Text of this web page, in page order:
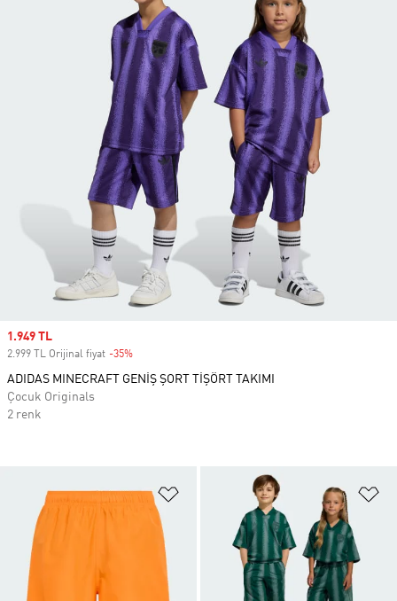
Favori Listesine Ekle
Sale price
1.949 TL
2.999 TL Orijinal fiyat -35%
ADIDAS MINECRAFT GENİŞ ŞORT TİŞÖRT TAKIMI
Çocuk Originals
2 renk